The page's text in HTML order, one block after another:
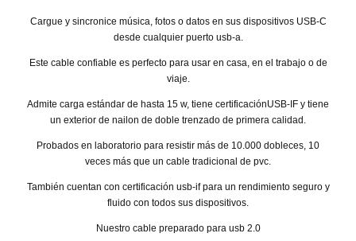
Cargue y sincronice música, fotos o datos en sus dispositivos USB-C
desde cualquier puerto usb-a.
Este cable confiable es perfecto para usar en casa, en el trabajo o de
viaje.
Admite carga estándar de hasta 15 w, tiene certificaciónUSB-IF y tiene
un exterior de nailon de doble trenzado de primera calidad.
Probados en laboratorio para resistir más de 10.000 dobleces, 10
veces más que un cable tradicional de pvc.
También cuentan con certificación usb-if para un rendimiento seguro y
fluido con todos sus dispositivos.
Nuestro cable preparado para usb 2.0